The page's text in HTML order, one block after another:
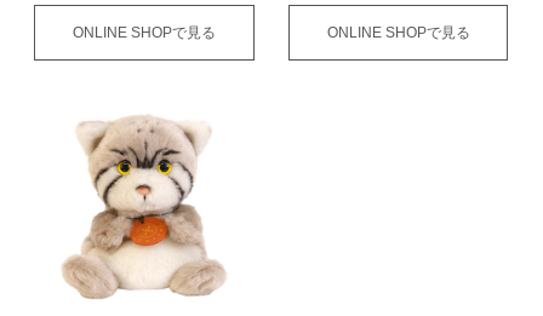
ONLINE SHOPで見る ONLINE SHOPで見る